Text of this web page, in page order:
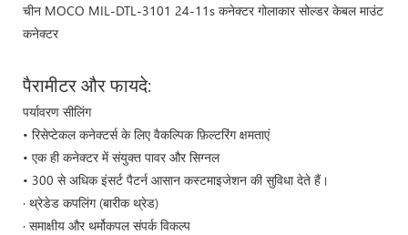
चीन MOCO MIL-DTL-3101 24-11s कनेक्टर गोलाकार सोल्डर केबल माउंट
कनेक्टर
पैरामीटर और फायदे:
पर्यावरण सीलिंग
• रिसेप्टेकल कनेक्टर्स के लिए वैकल्पिक फ़िल्टरिंग क्षमताएं
• एक ही कनेक्टर में संयुक्त पावर और सिग्नल
• 300 से अधिक इंसर्ट पैटर्न आसान कस्टमाइजेशन की सुविधा देते हैं।
· थ्रेडेड कपलिंग (बारीक थ्रेड)
· समाक्षीय और थर्मोकपल संपर्क विकल्प